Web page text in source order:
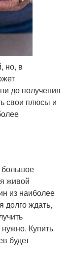
но, в
до получения
свои плюсы и
большое
живой
из наиболее
долго ждать,
Купить
будет